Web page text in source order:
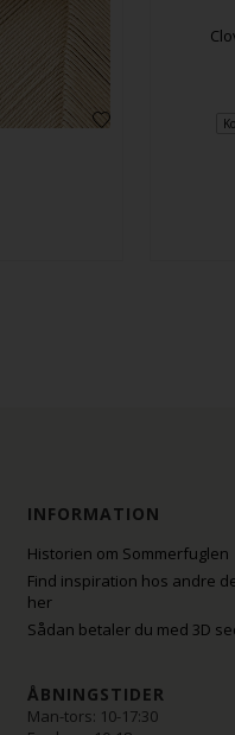
INFORMATION
Historien om Sommerfuglen
Find inspiration hos andre
her
Sådan betaler du med 3D
ÅBNINGSTIDER
Man-tors: 10-17:30